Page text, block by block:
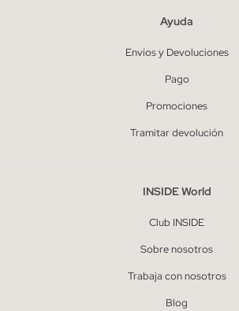
Ayuda
Envíos y Devoluciones
Pago
Promociones
Tramitar devolución
INSIDE World
Club INSIDE
Sobre nosotros
Trabaja con nosotros
Blog